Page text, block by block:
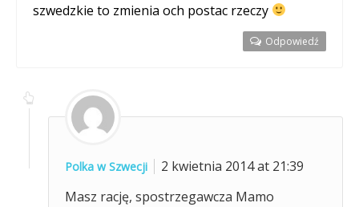
szwedzkie to zmienia och postac rzeczy
Odpowiedź
Polka w Szwecji
2 kwietnia 2014 at 21:39
Masz rację, spostrzegawcza Mamo